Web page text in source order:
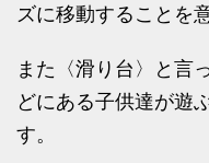
ズに移動することを
また〈滑り台〉と言
どにある子供達が遊
す。